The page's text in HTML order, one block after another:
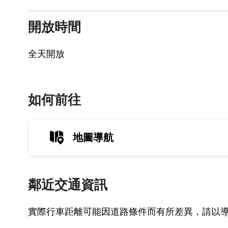
開放時間
全天開放
如何前往
地圖導航
鄰近交通資訊
實際行車距離可能因道路條件而有所差異，請以